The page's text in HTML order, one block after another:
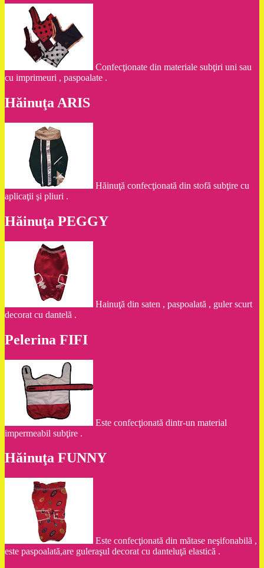
Confecţionate din materiale subţiri uni sau
cu imprimeuri , paspoalate .
Hăinuţa ARIS
Hăinuţă confecţionată din stofă subţire cu
aplicaţii şi pliuri .
Hăinuţa PEGGY
Hainuţă din saten , paspoalată , guler scurt
decorat cu dantelă .
Pelerina FIFI
Este confecţionată dintr-un material
impermeabil subţire .
Hăinuţa FUNNY
Este confecţionată din mătase neşifonabilă ,
este paspoalată,are guleraşul decorat cu danteluţă elastică .